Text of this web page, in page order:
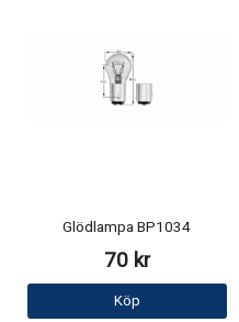
Glödlampa BP1034
70 kr
Köp